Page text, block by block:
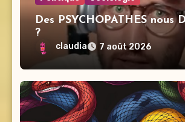
Des PSYCHOPATHES nous
?
claudia 7 août 2026